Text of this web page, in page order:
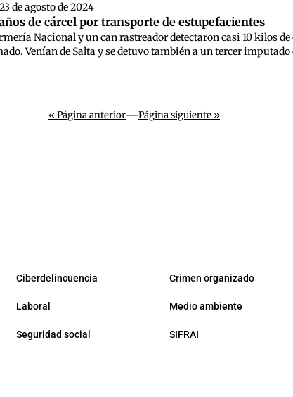
de agosto de 2024
de cárcel por transporte de estupefacientes
Nacional y un can rastreador detectaron casi 10 kilos
Venían de Salta y se detuvo también a un tercer
« Página anterior—Página siguiente »
Ciberdelincuencia Crimen organizado
Laboral Medio ambiente
Seguridad social SIFRAI